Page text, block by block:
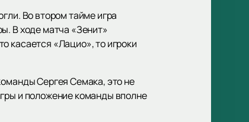
Во втором тайме игра
В ходе матча «Зенит»
касается «Лацио», то игроки
Сергея Семака, это не
и положение команды вполне